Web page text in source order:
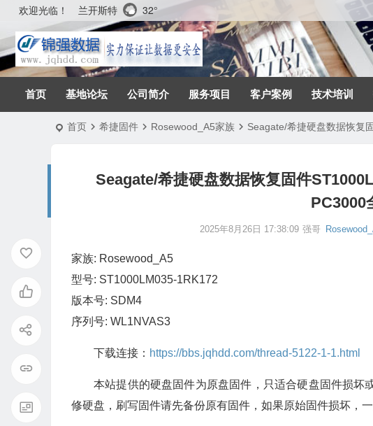
欢迎光临！ 兰开斯特 32°
首页 基地论坛 公司简介 服务项目 客户案例 技术培训
首页 希捷固件 Rosewood_A5家族 Seagate/希捷硬盘数据恢复
Seagate/希捷硬盘数据恢复固件
PC3000
2025年8月26日 17:38:09 强哥
家族: Rosewood_A5
型号: ST1000LM035-1RK172
版本号: SDM4
序列号: WL1NVAS3
下载连接： https://bbs.jqhdd.com/thread-5122-1-1.html
本站提供的硬盘固件为原盘固件，只适合硬盘固件损
修硬盘，刷写固件请先备份原有固件，如果原始固件损坏，